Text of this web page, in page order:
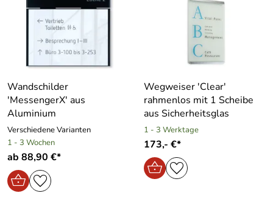
Wandschilder
′MessengerX′ aus
Aluminium
Verschiedene Varianten
1 - 3 Wochen
ab 88,90 €*
Wegweiser ′Clear′
rahmenlos mit 1 Scheibe
aus Sicherheitsglas
1 - 3 Werktage
173,- €*